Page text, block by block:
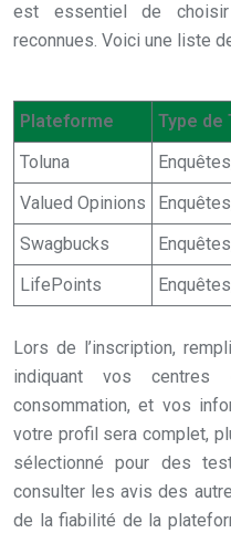
est essentiel de
reconnues. Voici une liste
Plateforme
Type de
Toluna
Valued Opinions
Swagbucks
LifePoints
Lors de l’inscription,
indiquant vos centres
consommation, et vos
votre profil sera complet,
sélectionné pour des
consulter les avis des
de la fiabilité de la